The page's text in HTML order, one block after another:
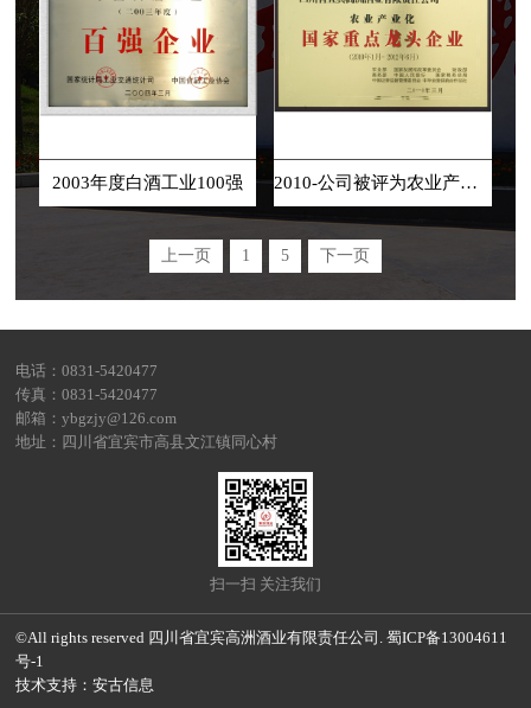
2003年度白酒工业100强 2010-公司被评为农业产业化国家重点龙头企业
上一页 1 5 下一页
电话：0831-5420477
传真：0831-5420477
邮箱：ybgzjy@126.com
地址：四川省宜宾市高县文江镇同心村
扫一扫 关注我们
©All rights reserved 四川省宜宾高洲酒业有限责任公司.蜀ICP备13004611
号-1
技术支持：安古信息